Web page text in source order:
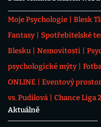
Moje Psychologie Blesk
Fantasy
Spotřebitelské
Blesku
Nemovitosti
psychologické mýty
ONLINE
Eventový
vs. Pudilová
Chance Liga
Aktuálně